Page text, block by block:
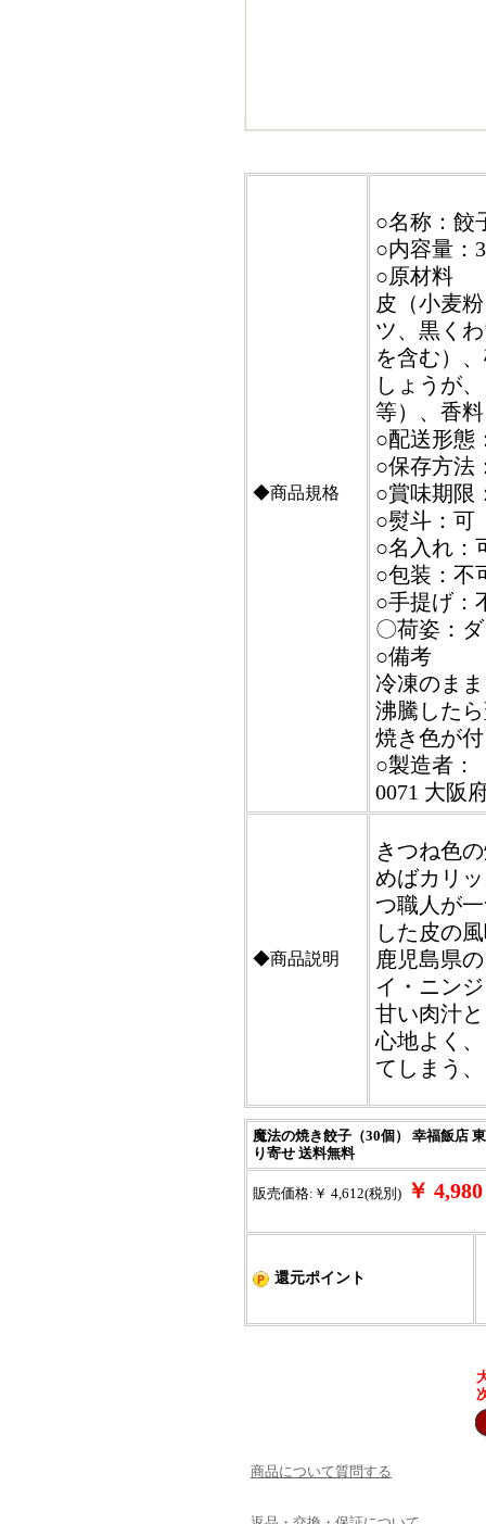
◆商品規格
○名称：餃
○内容量：
○原材料
皮（小麦
ツ、黒く
を含む）
しょうが
等）、香
○配送形態
○保存方法
○賞味期限
○熨斗：可
○名入れ：
○包装：不
○手提げ：
〇荷姿：
○備考
冷凍のま
沸騰した
焼き色が
○製造者：
0071 大阪
◆商品説明
きつね色
めばカリ
つ職人が
した皮の
鹿児島県
イ・ニン
甘い肉汁
心地よく
てしまう
魔法の焼き餃子（30個） 幸福飯店
り寄せ 送料無料
販売価格:￥ 4,612(税別) ￥
還元ポイント
商品について質問する